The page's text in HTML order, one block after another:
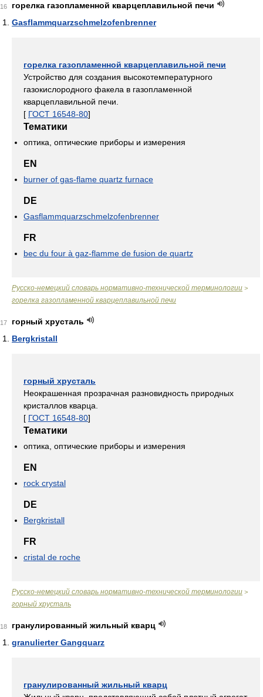
16
горелка газопламенной кварцеплавильной печи
Gasflammquarzschmelzofenbrenner
горелка газопламенной кварцеплавильной печи
Устройство для создания высокотемпературного
газокислородного факела в газопламенной
кварцеплавильной печи.
[ ГОСТ 16548-80]
Тематики
оптика, оптические приборы и измерения
EN
burner of gas-flame quartz furnace
DE
Gasflammquarzschmelzofenbrenner
FR
bec du four à gaz-flamme de fusion de quartz
Русско-немецкий словарь нормативно-технической терминологии >
горелка газопламенной кварцеплавильной печи
17
горный хрусталь
Bergkristall
горный хрусталь
Неокрашенная прозрачная разновидность природных
кристаллов кварца.
[ ГОСТ 16548-80]
Тематики
оптика, оптические приборы и измерения
EN
rock crystal
DE
Bergkristall
FR
cristal de roche
Русско-немецкий словарь нормативно-технической терминологии >
горный хрусталь
18
гранулированный жильный кварц
granulierter Gangquarz
гранулированный жильный кварц